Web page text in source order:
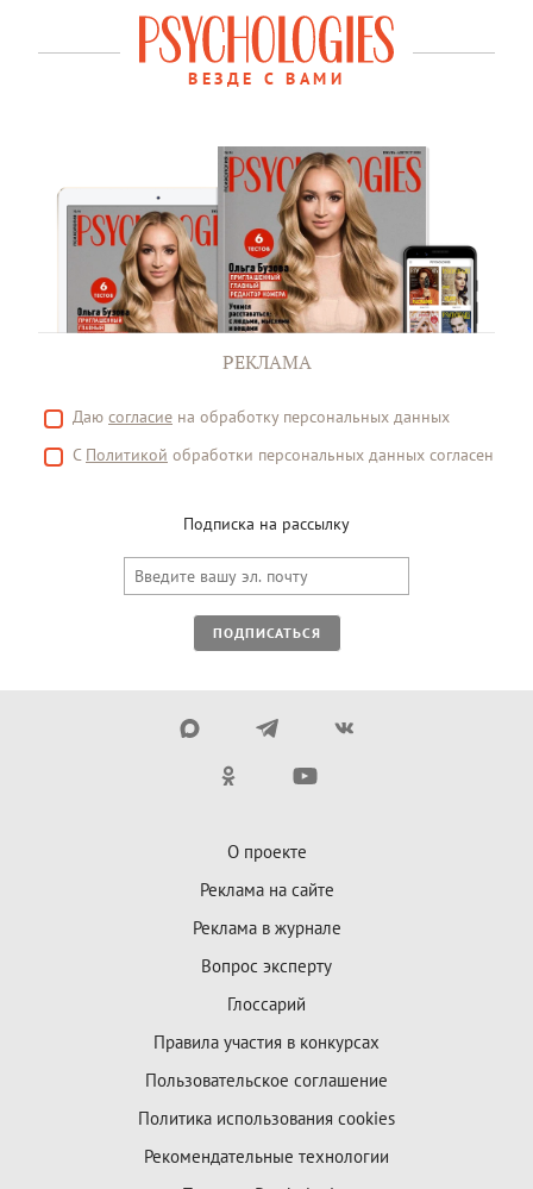
ВЕЗДЕ С ВАМИ
РЕКЛАМА
Даю согласие на обработку персональных данных
С Политикой обработки персональных данных согласен
Подписка на рассылку
ПОДПИСАТЬСЯ
О проекте
Реклама на сайте
Реклама в журнале
Вопрос эксперту
Глоссарий
Правила участия в конкурсах
Пользовательское соглашение
Политика использования cookies
Рекомендательные технологии